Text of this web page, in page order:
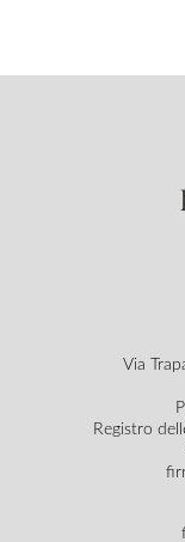
Via
Registro